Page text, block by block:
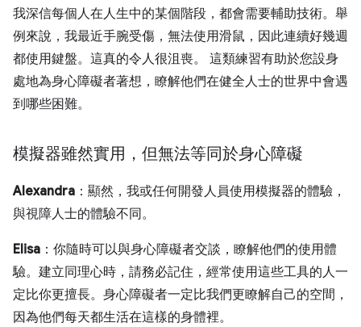
我深信每個人在人生中的某個階段，都會需要輔助技術。舉
例來說，我最近手腕受傷，無法使用滑鼠，因此連續好幾週
都使用鍵盤。這真的令人很沮喪。 這類練習有助於您設身
處地為身心障礙者著想，瞭解他們在健全人士的世界中會遇
到哪些困難。
模擬器雖然實用，但無法等同於身心障礙
Alexandra ：顯然，我或任何開發人員使用模擬器的體驗，
與視障人士的體驗不同。
Elisa ：你隨時可以與身心障礙者交談，瞭解他們的使用體
驗。建立同理心時，請務必記住，經常使用這些工具的人一
定比你更擅長。身心障礙者一定比我們更瞭解自己的空間，
因為他們每天都生活在這樣的身體裡。